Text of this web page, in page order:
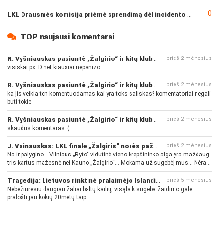
0
TOP naujausi komentarai
prieš 2 mėnesius
visiskai px :D net kiausiai nepanizo
prieš 2 mėnesius
ka jis veikia ten komentuodamas kai yra toks saliskas? komentatoriai negali
buti tokie
prieš 2 mėnesius
skaudus komentaras :(
prieš 2 mėnesius
Na ir palygino... Vilniaus „Ryto“ vidutinė vieno krepšininko alga yra maždaug
tris kartus mažesnė nei Kauno „Žalgirio“... Mokama už sugebėjimus... Nėra
pinigų - nėra gerų žaidėjų...
prieš 5 mėnesius
Nebežiūrėsiu daugiau žaliai baltų kailių, visąlaik sugeba žaidimo gale
pralošti jau kokių 20metų taip